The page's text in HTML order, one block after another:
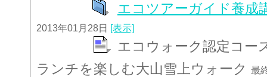
エコツアーガイド養成
2013年01月28日 [表示]
エコウォーク認定コ
ランチを楽しむ大山雪上ウォーク
最